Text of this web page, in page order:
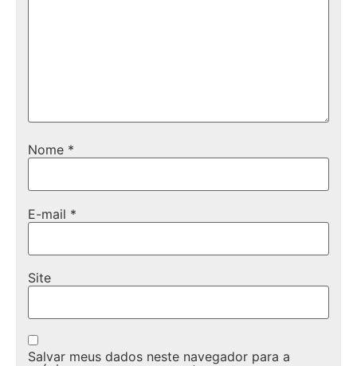
Nome *
E-mail *
Site
Salvar meus dados neste navegador para a